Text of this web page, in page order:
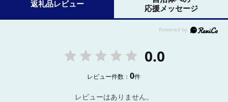
返礼品レビュー
応援メッセージ
0.0
レビュー件数：0件
レビューはありません。